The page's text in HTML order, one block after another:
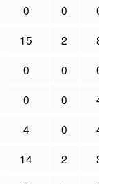
0 0
0
15 2
8
0 0
0
0 0
4
4 0
4
14 2
3